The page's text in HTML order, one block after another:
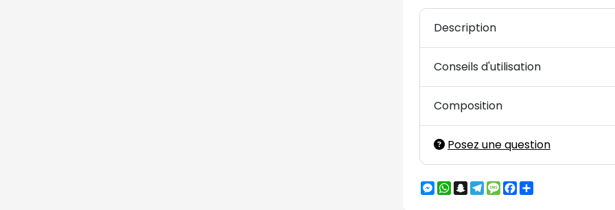
Description
Conseils d'utilisation
Composition
Posez une question
Messenger
WhatsApp
Snapchat
Telegram
MessageFacebook